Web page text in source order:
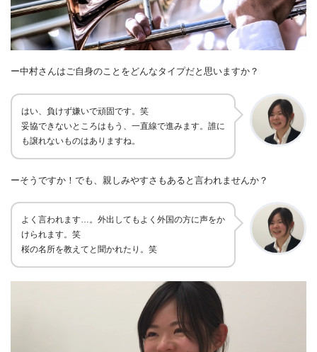
ー中村さんはご自身のことをどんなタイプだと思いますか？
はい、負けず嫌いで頑固です。笑
妥協できないところはもう、一直線で進みます。誰に
も譲れないものはありますね。
ーそうですか！でも、親しみやすさもあると言われませんか？
よく言われます…。外出してもよく外国の方に声をか
けられます。笑
桜の名所を教えてと聞かれたり。笑